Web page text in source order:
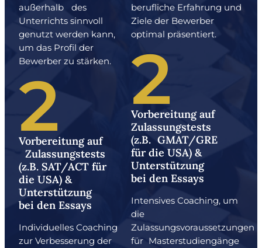
außerhalb des
Unterrichts sinnvoll
genutzt werden kann,
um das Profil der
Bewerber zu stärken.
2
Vorbereitung auf
Zulassungstests
(z.B. SAT/ACT für
die USA) &
Unterstützung
bei den Essays
Individuelles Coaching
zur Verbesserung der
berufliche Erfahrung und
Ziele der Bewerber
optimal präsentiert.
2
Vorbereitung auf
Zulassungstests
(z.B. GMAT/GRE
für die USA) &
Unterstützung
bei den Essays
Intensives Coaching, um
die
Zulassungsvoraussetzungen
für Masterstudiengänge